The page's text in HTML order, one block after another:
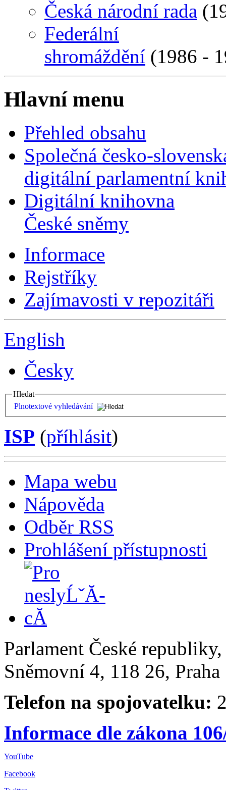
Česká národní rada
Federální
shromáždění (1986 -
Hlavní menu
Přehled obsahu
Společná česko-
digitální parlamentní
Digitální knihovna
České sněmy
Informace
Rejstříky
Zajímavosti v repozitáři
English
Česky
Hledat
Plnotextové vyhledávání
ISP (příhlásit)
Mapa webu
Nápověda
Odběr RSS
Prohlášení přístupnosti
Parlament České
Sněmovní 4, 118 26,
Telefon na spojovatelku:
Informace dle zákona
YouTube
Facebook